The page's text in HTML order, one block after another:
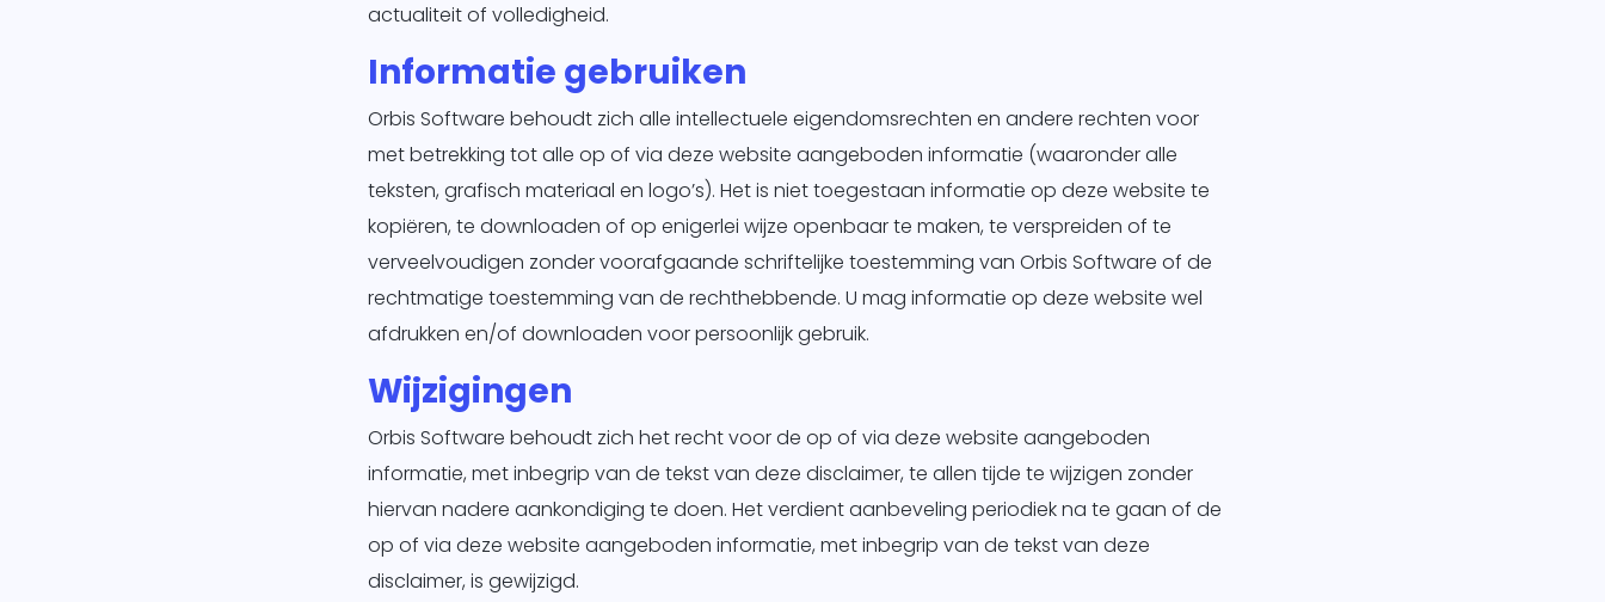
actualiteit of volledigheid.
Informatie gebruiken
Orbis Software behoudt zich alle intellectuele eigendomsrechten en andere rechten voor
met betrekking tot alle op of via deze website aangeboden informatie (waaronder alle
teksten, grafisch materiaal en logo’s). Het is niet toegestaan informatie op deze website te
kopiëren, te downloaden of op enigerlei wijze openbaar te maken, te verspreiden of te
verveelvoudigen zonder voorafgaande schriftelijke toestemming van Orbis Software of de
rechtmatige toestemming van de rechthebbende. U mag informatie op deze website wel
afdrukken en/of downloaden voor persoonlijk gebruik.
Wijzigingen
Orbis Software behoudt zich het recht voor de op of via deze website aangeboden
informatie, met inbegrip van de tekst van deze disclaimer, te allen tijde te wijzigen zonder
hiervan nadere aankondiging te doen. Het verdient aanbeveling periodiek na te gaan of de
op of via deze website aangeboden informatie, met inbegrip van de tekst van deze
disclaimer, is gewijzigd.